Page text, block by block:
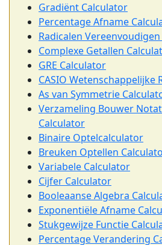
Gradiënt Calculator
Percentage Afname
Radicalen
Complexe Getallen
GRE Calculator
CASIO Wetenschappelijke
As van Symmetrie
Verzameling Bouwer
Calculator
Binaire Optelcalculator
Breuken Optellen
Variabele Calculator
Cijfer Calculator
Booleaanse Algebra
Exponentiële Afname
Stukgewijze Functie
Percentage Verandering